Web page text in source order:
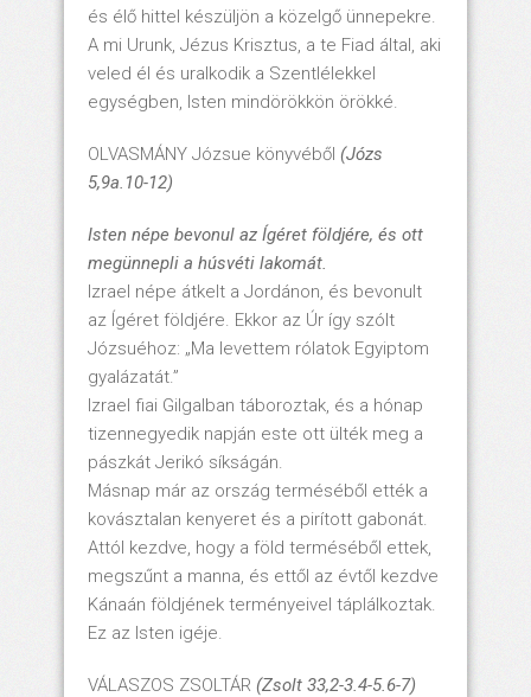
és élő hittel készüljön a közelgő ünnepekre.
A mi Urunk, Jézus Krisztus, a te Fiad által, aki
veled él és uralkodik a Szentlélekkel
egységben, Isten mindörökkön örökké.
OLVASMÁNY Józsue könyvéből (Józs
5,9a.10-12)
Isten népe bevonul az Ígéret földjére, és ott
megünnepli a húsvéti lakomát.
Izrael népe átkelt a Jordánon, és bevonult
az Ígéret földjére. Ekkor az Úr így szólt
Józsuéhoz: „Ma levettem rólatok Egyiptom
gyalázatát.”
Izrael fiai Gilgalban táboroztak, és a hónap
tizennegyedik napján este ott ülték meg a
pászkát Jerikó síkságán.
Másnap már az ország terméséből ették a
kovásztalan kenyeret és a pirított gabonát.
Attól kezdve, hogy a föld terméséből ettek,
megszűnt a manna, és ettől az évtől kezdve
Kánaán földjének terményeivel táplálkoztak.
Ez az Isten igéje.
VÁLASZOS ZSOLTÁR (Zsolt 33,2-3.4-5.6-7)